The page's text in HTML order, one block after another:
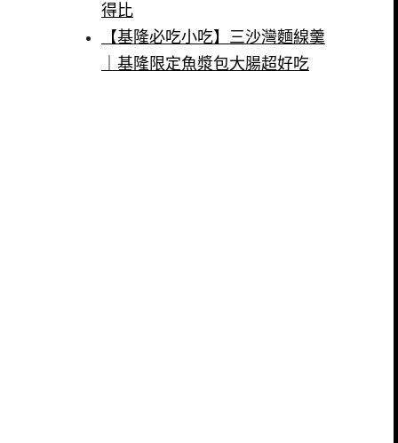
得比
【基隆必吃小吃】三沙灣麵線羹
｜基隆限定魚漿包大腸超好吃